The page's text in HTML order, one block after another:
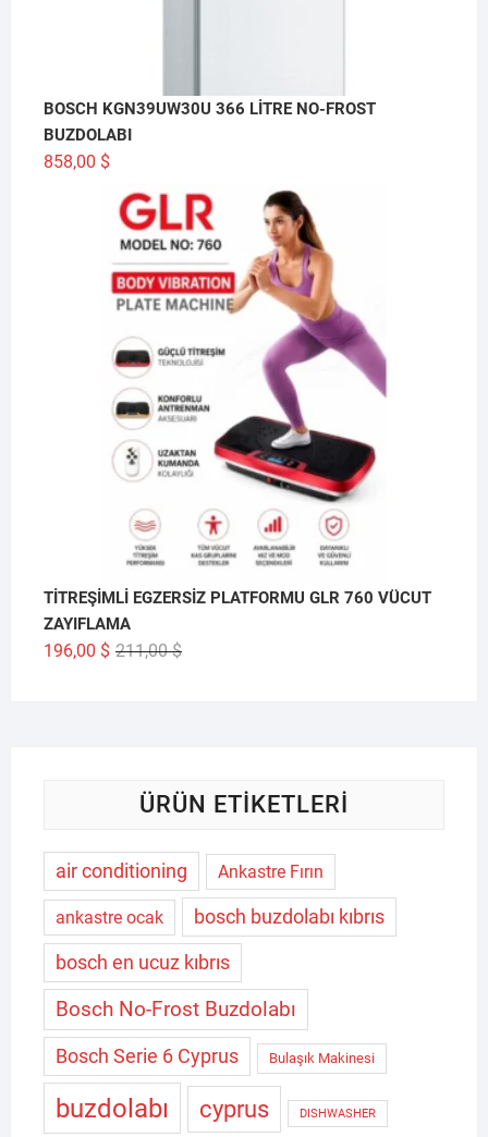
BOSCH KGN39UW30U 366 LİTRE NO-FROST
BUZDOLABI
858,00 $
TİTREŞİMLİ EGZERSİZ PLATFORMU GLR 760 VÜCUT
ZAYIFLAMA
211,00$Orijinal
196,00 $
Şu
ÜRÜN ETIKETLERI
air conditioning Ankastre Fırın
ankastre ocak
bosch buzdolabı kıbrıs
bosch en ucuz kıbrıs
Bosch No-Frost Buzdolabı
Bosch Serie 6 Cyprus Bulaşık Makinesi
buzdolabı cyprus DISHWASHER